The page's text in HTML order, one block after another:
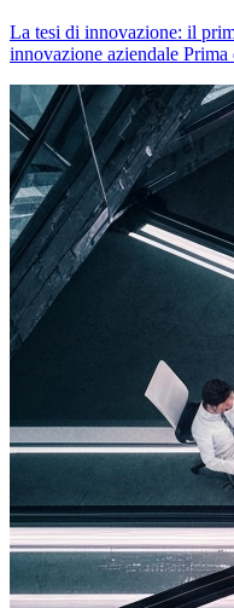
La tesi di innovazione: il
innovazione aziendale